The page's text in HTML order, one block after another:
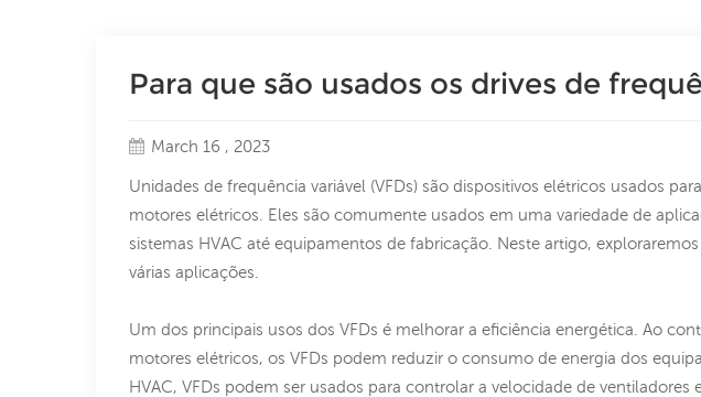
Para que são usados ​​os drives de
March 16 , 2023
Unidades de frequência variável (VFDs) são dispositivos elétricos usados
motores elétricos. Eles são comumente usados ​​em uma variedade de
sistemas HVAC até equipamentos de fabricação. Neste artigo,
várias aplicações.
Um dos principais usos dos VFDs é melhorar a eficiência energética. Ao
motores elétricos, os VFDs podem reduzir o consumo de energia dos
HVAC, VFDs podem ser usados ​​para controlar a velocidade de